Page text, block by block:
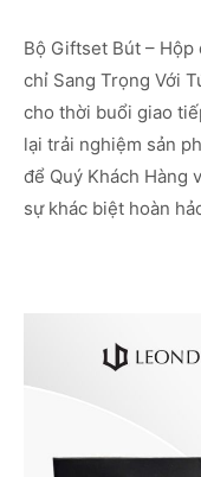
Bộ Giftset Bút –
chỉ Sang Trọng Với
cho thời buổi giao
lại trải nghiệm sản
để Quý Khách Hàng
sự khác biệt hoàn